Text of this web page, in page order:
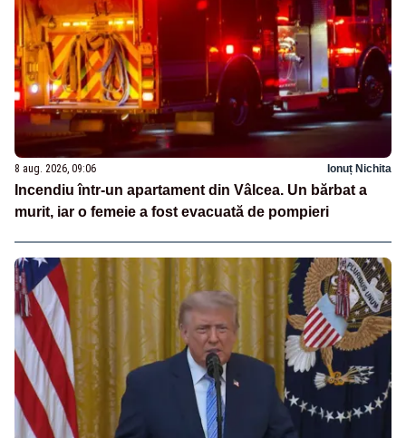
8 aug. 2026, 09:06 Ionuț Nichita
Incendiu într-un apartament din Vâlcea. Un bărbat a
murit, iar o femeie a fost evacuată de pompieri